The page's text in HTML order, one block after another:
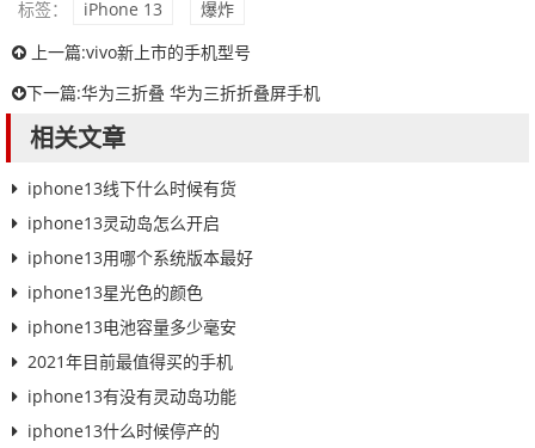
标签： iPhone 13
爆炸
上一篇:vivo新上市的手机型号
下一篇:华为三折叠 华为三折折叠屏手机
相关文章
iphone13线下什么时候有货
iphone13灵动岛怎么开启
iphone13用哪个系统版本最好
iphone13星光色的颜色
iphone13电池容量多少毫安
2021年目前最值得买的手机
iphone13有没有灵动岛功能
iphone13什么时候停产的